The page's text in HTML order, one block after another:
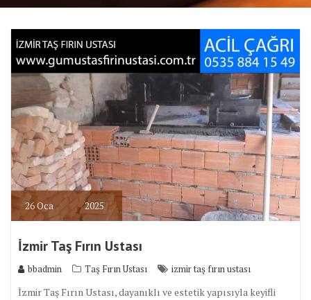
26Oca 2025
İzmir Taş Fırın Ustası
bbadmin Taş Fırın Ustası izmir taş fırın ustası
İzmir Taş Fırın Ustası, dayanıklı ve estetik yapısıyla keyifli